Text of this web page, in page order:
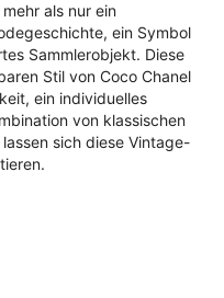
als nur ein
ein Symbol
Sammlerobjekt. Diese
Stil von Coco Chanel
ein individuelles
von klassischen
sich diese Vintage-